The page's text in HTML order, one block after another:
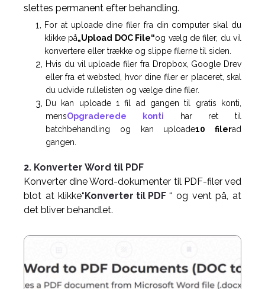
slettes permanent efter behandling.
For at uploade dine filer fra din computer skal du
klikke på„Upload DOC File“og vælg de filer, du vil
konvertere eller trække og slippe filerne til siden.
Hvis du vil uploade filer fra Dropbox, Google Drev
eller fra et websted, hvor dine filer er placeret, skal
du udvide rullelisten og vælge dine filer.
Du kan uploade 1 fil ad gangen til gratis konti,
mensOpgraderede konti har ret til
batchbehandling og kan uploade10 filerad
gangen.
2. Konverter Word til PDF
Konverter dine Word-dokumenter til PDF-filer ved
blot at klikke“Konverter til PDF “ og vent på, at
det bliver behandlet.